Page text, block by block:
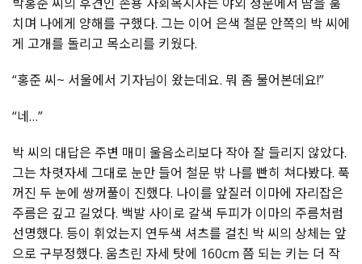
치며 나에게 양해를 구했다. 그는 이어 은색 철문 안쪽의 박 씨에
게 고개를 돌리고 목소리를 키웠다.
“홍준 씨~ 서울에서 기자님이 왔는데요. 뭐 좀 물어본데요!”
“네…”
박 씨의 대답은 주변 매미 울음소리보다 작아 잘 들리지 않았다.
그는 차렷자세 그대로 눈만 들어 철문 밖 나를 빤히 쳐다봤다. 푹
꺼진 두 눈에 쌍꺼풀이 진했다. 나이를 앞질러 이마에 자리잡은
주름은 깊고 길었다. 백발 사이로 갈색 두피가 이마의 주름처럼
선명했다. 등이 휘었는지 연두색 셔츠를 걸친 박 씨의 상체는 앞
으로 구부정했다. 움츠린 자세 탓에 160cm 쯤 되는 키는 더 작